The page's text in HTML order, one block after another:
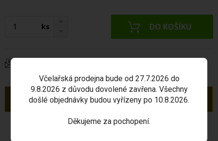
ks
Popis
Čelová lupa s osvětlením
slouží včelařům, kteří mají při
Včelařská prodejna bude od 27.7.2026 do
9.8.2026 z důvodu dovolené zavřena. Všechny
došlé objednávky budou vyřízeny po 10.8.2026.
Děkujeme za pochopení.